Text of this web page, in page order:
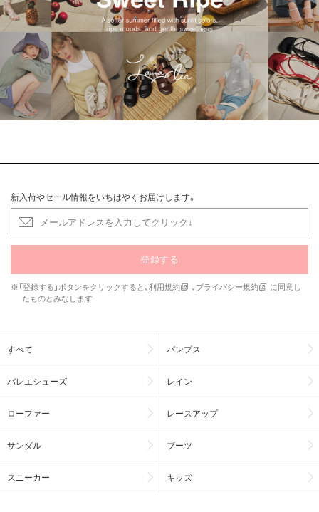
新入荷やセール情報をいちはやくお届けします。
登録する
※「登録する」ボタンをクリックすると、利用規約 、 プライバシー規約
に同意し
たものとみなします
すべて パンプス
バレエシューズ レイン
ローファー レースアップ
サンダル ブーツ
スニーカー キッズ